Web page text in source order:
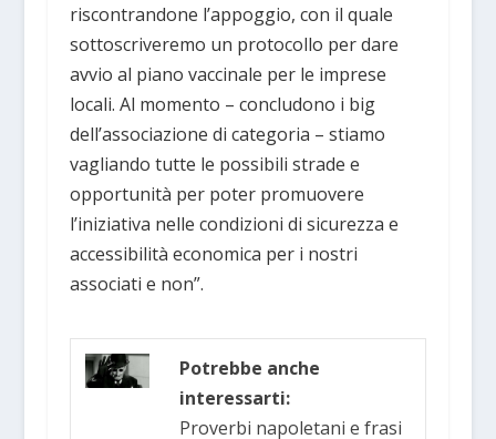
riscontrandone l’appoggio, con il quale
sottoscriveremo un protocollo per dare
avvio al piano vaccinale per le imprese
locali. Al momento – concludono i big
dell’associazione di categoria – stiamo
vagliando tutte le possibili strade e
opportunità per poter promuovere
l’iniziativa nelle condizioni di sicurezza e
accessibilità economica per i nostri
associati e non”.
Potrebbe anche
interessarti:
Proverbi napoletani e frasi